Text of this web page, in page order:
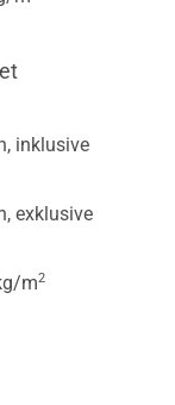
inklusive
exklusive
m2